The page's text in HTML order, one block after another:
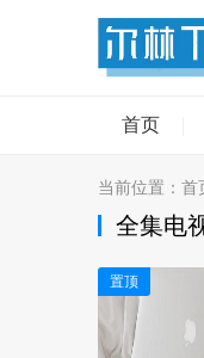
首页
当前位置： 首
全集电
置顶